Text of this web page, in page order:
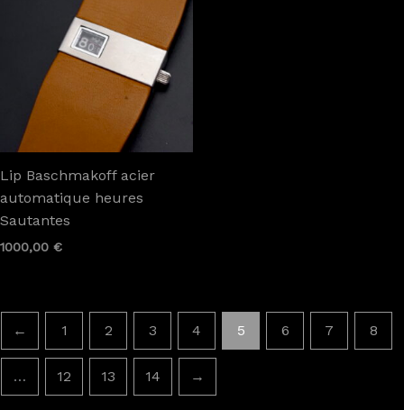
Lip Baschmakoff acier
automatique heures
Sautantes
1000,00 €
← 1 2 3 4 5 6 7 8
… 12 13 14 →